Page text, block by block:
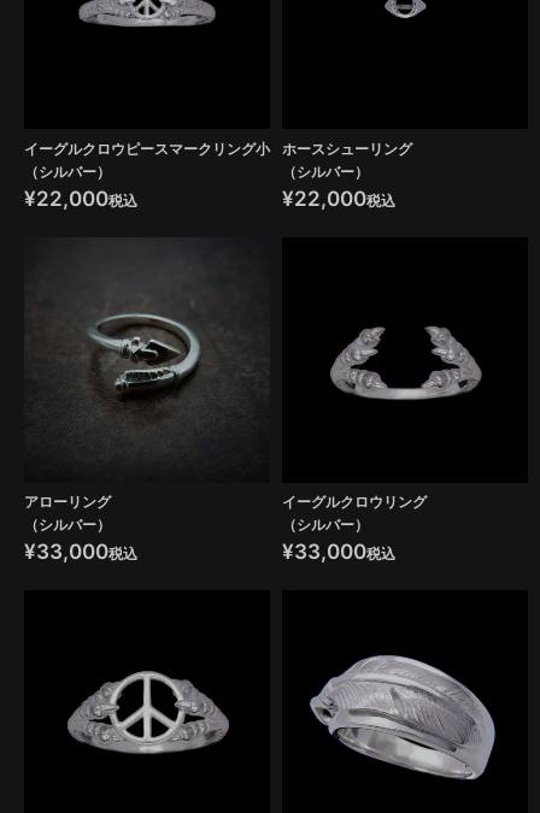
イーグルクロウピースマークリング小
（シルバー）
¥22,000税込
ホースシューリング
（シルバー）
¥22,000税込
アローリング
（シルバー）
¥33,000税込
イーグルクロウリング
（シルバー）
¥33,000税込